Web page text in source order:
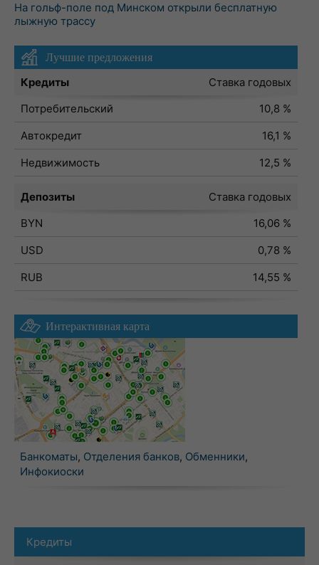
На гольф-поле под Минском открыли бесплатную
лыжную трассу
Лучшие предложения
Кредиты
Ставка годовых
Потребительский
10,8 %
Автокредит
16,1 %
Недвижимость
12,5 %
Депозиты
Ставка годовых
BYN
16,06 %
USD
0,78 %
RUB
14,55 %
Интерактивная карта
Банкоматы, Отделения банков, Обменники,
Инфокиоски
Кредиты